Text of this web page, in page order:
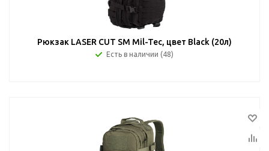
Рюкзак LASER CUT SM Mil-Tec, цвет Black (20л)
Есть в наличии (48)